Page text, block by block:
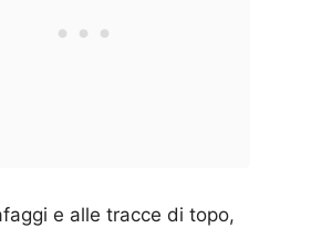
e alle tracce di topo,